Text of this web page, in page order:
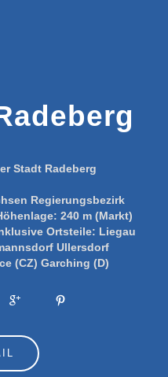
Stadt Radeberg
Regierungsbezirk
240 m (Markt)
Ortsteile: Liegau
Ullersdorf
(CZ) Garching (D)